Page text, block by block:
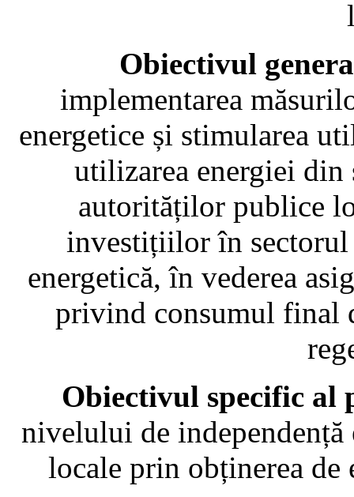
Obiectivul
implementarea
energetice și stimularea
utilizarea energiei din
autorităților publice
investițiilor în sectorul
energetică, în vederea
privind consumul final
Obiectivul specific al
nivelului de
locale prin obținerea de